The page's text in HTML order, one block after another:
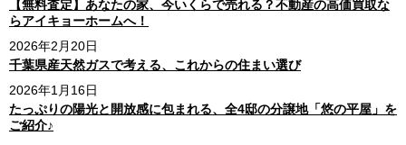
【無料査定】あなたの家、今いくらで売れる？不動産の高価買取な
らアイキョーホームへ！
2026年2月20日
千葉県産天然ガスで考える、これからの住まい選び
2026年1月16日
たっぷりの陽光と開放感に包まれる、全4邸の分譲地「悠の平屋」を
ご紹介♪